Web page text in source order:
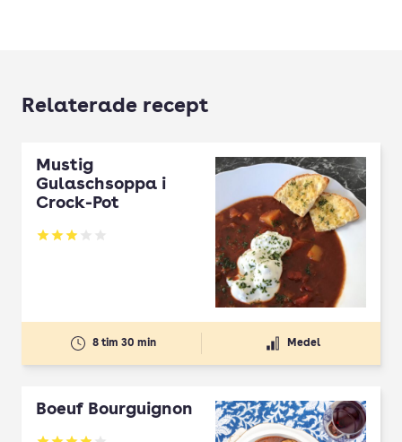
Relaterade recept
Mustig
Gulaschsoppa i
Crock-Pot
Betyg: 2.98 av 5
8 tim 30 min Medel
Boeuf Bourguignon